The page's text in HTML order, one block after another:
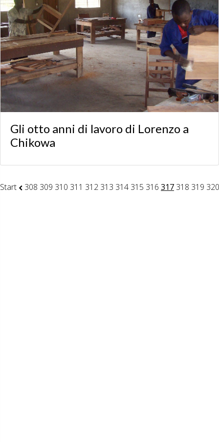
Gli otto anni di lavoro di Lorenzo a
Chikowa
Start 308 309 310 311 312 313 314 315 316 317 318 319 320